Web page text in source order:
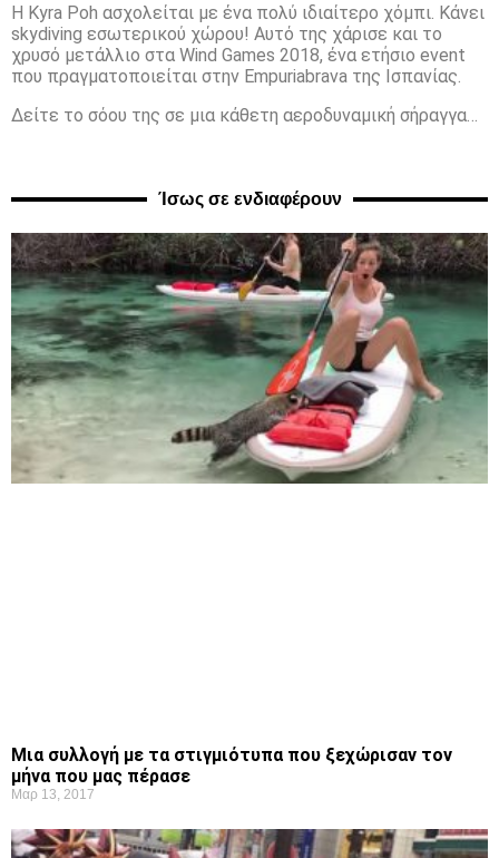
Η Kyra Poh ασχολείται με ένα πολύ ιδιαίτερο χόμπι. Κάνει
skydiving εσωτερικού χώρου! Αυτό της χάρισε και το
χρυσό μετάλλιο στα Wind Games 2018, ένα ετήσιο event
που πραγματοποιείται στην Empuriabrava της Ισπανίας.
Δείτε το σόου της σε μια κάθετη αεροδυναμική σήραγγα…
Ίσως σε ενδιαφέρουν
Μια συλλογή με τα στιγμιότυπα που ξεχώρισαν τον
μήνα που μας πέρασε
Μαρ 13, 2017